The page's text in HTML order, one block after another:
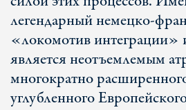
легендарный немецко-
«локомотив интеграции»
является неотъемлемым
многократно
углубленного